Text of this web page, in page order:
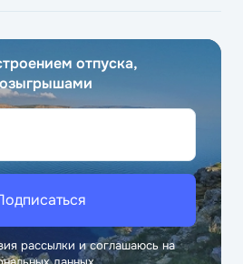
отпуска,
рассылки и соглашаюсь на